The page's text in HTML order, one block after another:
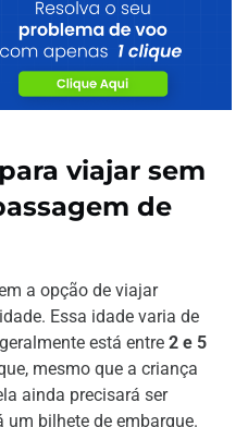
viajar sem
de
a opção de viajar
Essa idade varia de
está entre 2 e 5
mesmo que a criança
ainda precisará ser
um bilhete de embarque.